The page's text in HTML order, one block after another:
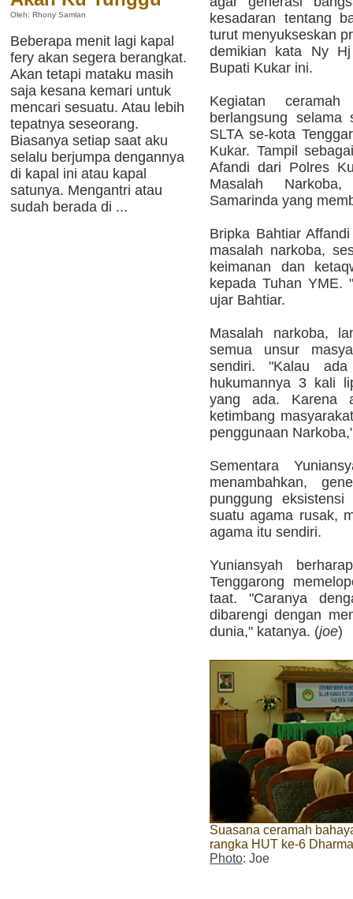
Oleh: Rhony Samlan
Beberapa menit lagi kapal
fery akan segera berangkat.
Akan tetapi mataku masih
saja kesana kemari untuk
mencari sesuatu. Atau lebih
tepatnya seseorang.
Biasanya setiap saat aku
selalu berjumpa dengannya
di kapal ini atau kapal
satunya. Mengantri atau
sudah berada di ...
kesadaran tentang
turut menyukseskan
demikian kata Ny
Bupati Kukar ini.
Kegiatan
berlangsung
SLTA se-kota
Kukar. Tampil
Afandi dari Polres
Masalah
Samarinda yang
Bripka Bahtiar
masalah narkoba,
keimanan dan
kepada Tuhan YME.
ujar Bahtiar.
Masalah narkoba,
semua unsur
sendiri. "Kalau
hukumannya 3 kali
yang ada. Karena
ketimbang
penggunaan
Sementara
menambahkan,
punggung
suatu agama rusak,
agama itu sendiri.
Yuniansyah
Tenggarong
taat. "Caranya
dibarengi dengan
dunia," katanya. (joe)
Suasana ceramah
rangka HUT ke-6
Photo: Joe